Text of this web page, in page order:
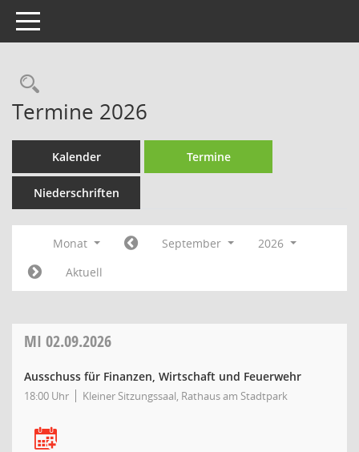
Toggle navigation
Rechercheauswahl
Termine 2026
Kalender Termine
Niederschriften
Monat September
2026
Aktuell
MI 02.09.2026
Ausschuss für Finanzen, Wirtschaft und Feuerwehr
18:00 Uhr Kleiner Sitzungssaal, Rathaus am Stadtpark